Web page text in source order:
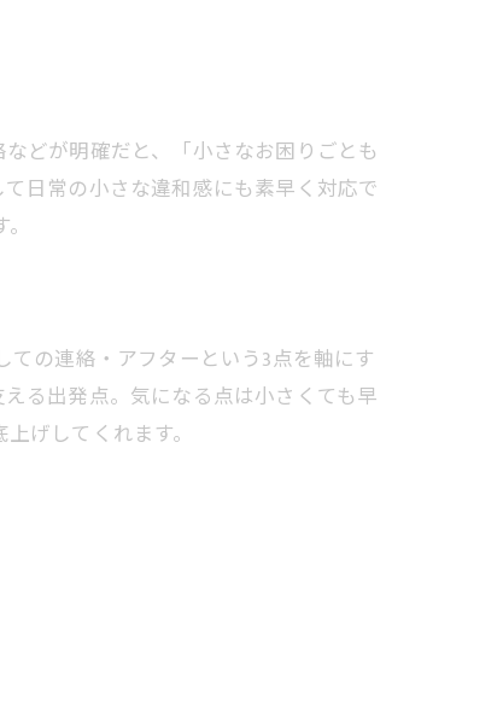
どが明確だと、「小さなお困りごとも
日常の小さな違和感にも素早く対応で
の連絡・アフターという3点を軸にす
る出発点。気になる点は小さくても早
げしてくれます。